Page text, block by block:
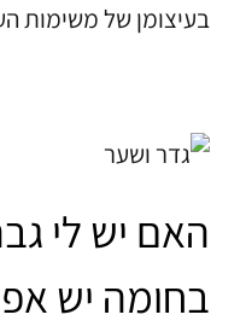
בעיצומן של משימות
האם יש לי
בחומה יש